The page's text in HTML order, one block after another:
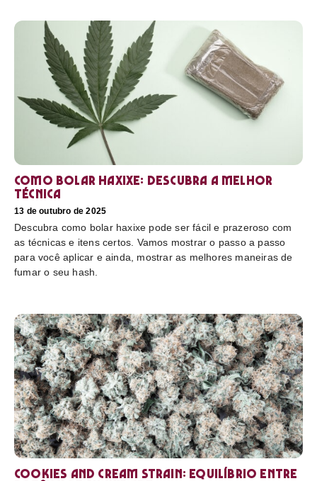
Como bolar haxixe: Descubra a melhor
técnica
13 de outubro de 2025
Descubra como bolar haxixe pode ser fácil e prazeroso com
as técnicas e itens certos. Vamos mostrar o passo a passo
para você aplicar e ainda, mostrar as melhores maneiras de
fumar o seu hash.
Cookies and Cream Strain: equilíbrio entre